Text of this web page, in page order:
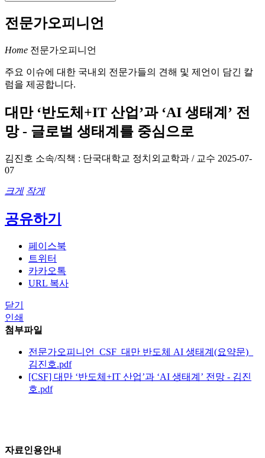
전문가오피니언
Home 전문가오피니언
주요 이슈에 대한 국내외 전문가들의 견해 및 제언이 담긴 칼
럼을 제공합니다.
대만 ‘반도체+IT 산업’과 ‘AI 생태계’ 전
망 - 글로벌 생태계를 중심으로
김진호 소속/직책 : 단국대학교 정치외교학과 / 교수 2025-07-
07
크게 작게
공유하기
페이스북
트위터
카카오톡
URL 복사
닫기
인쇄
첨부파일
전문가오피니언_CSF_대만 반도체 AI 생태계(요약문)_
김진호.pdf
[CSF] 대만 ‘반도체+IT 산업’과 ‘AI 생태계’ 전망 - 김진
호.pdf
자료인용안내